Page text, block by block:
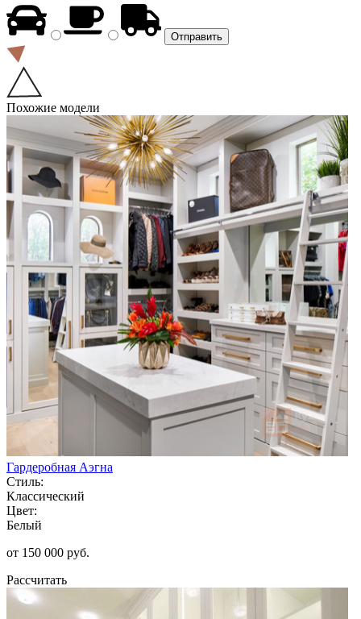
Похожие модели
Гардеробная Аэгна
Стиль:
Классический
Цвет:
Белый
от 150 000 руб.
Рассчитать